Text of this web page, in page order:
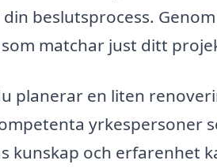
beslutsprocess.
matchar just ditt
planerar en liten
yrkespersoner
kunskap och erfarenhet